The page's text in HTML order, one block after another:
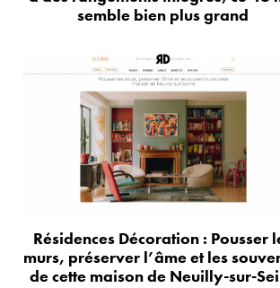
semble bien plus grand
Résidences Décoration : Pousser
murs, préserver l’âme et les
de cette maison de Neuilly-sur-